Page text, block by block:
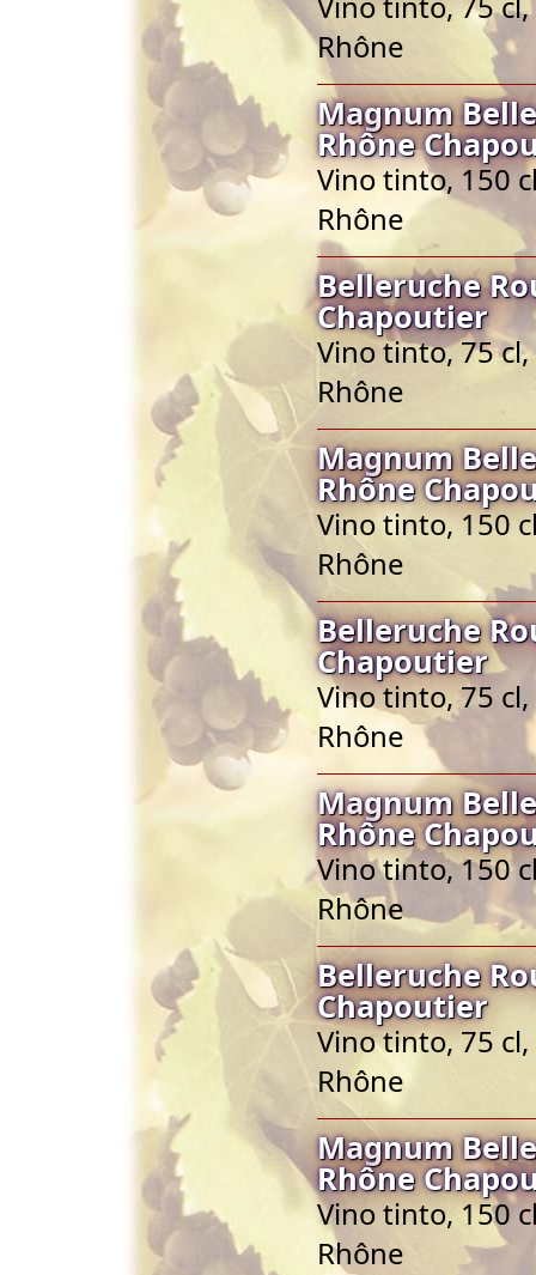
Rhône
Magnum
Rhône
Vino tinto, 150
Rhône
Belleruche
Chapoutier
Vino tinto, 75 cl,
Rhône
Magnum
Rhône
Vino tinto, 150
Rhône
Belleruche
Chapoutier
Vino tinto, 75 cl,
Rhône
Magnum
Rhône
Vino tinto, 150
Rhône
Belleruche
Chapoutier
Vino tinto, 75 cl,
Rhône
Magnum
Rhône
Vino tinto, 150
Rhône